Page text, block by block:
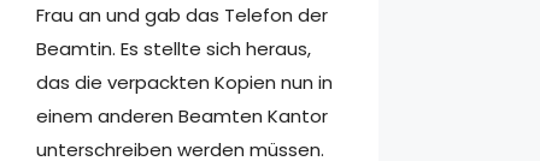
Frau an und gab das Telefon der
Beamtin. Es stellte sich heraus,
das die verpackten Kopien nun in
einem anderen Beamten Kantor
unterschreiben werden müssen.